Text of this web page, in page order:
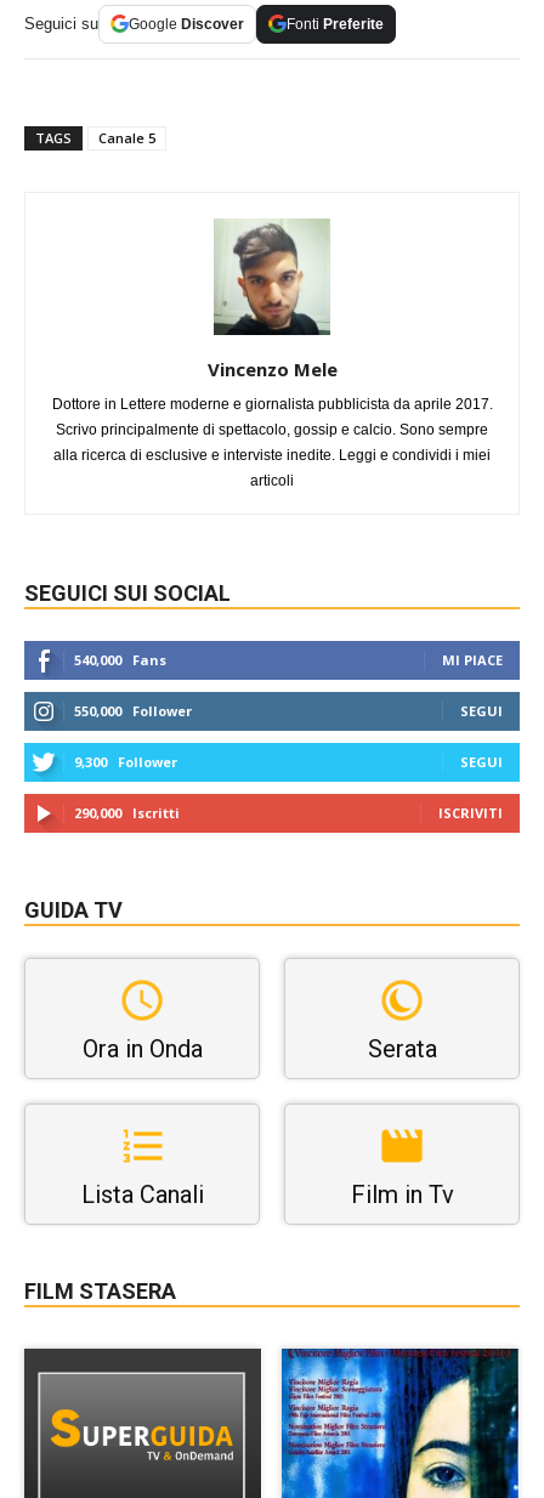
Seguici su Google Discover Fonti Preferite
TAGS Canale 5
Vincenzo Mele
Dottore in Lettere moderne e giornalista pubblicista da aprile 2017.
Scrivo principalmente di spettacolo, gossip e calcio. Sono sempre
alla ricerca di esclusive e interviste inedite. Leggi e condividi i miei
articoli
SEGUICI SUI SOCIAL
540,000 Fans MI PIACE
550,000 Follower SEGUI
9,300 Follower SEGUI
290,000 Iscritti ISCRIVITI
GUIDA TV
Ora in Onda Serata
Lista Canali Film in Tv
FILM STASERA